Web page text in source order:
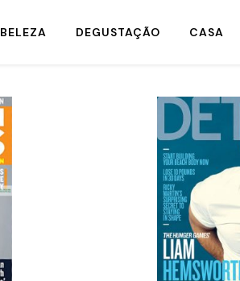
BELEZA DEGUSTAÇÃO CASA